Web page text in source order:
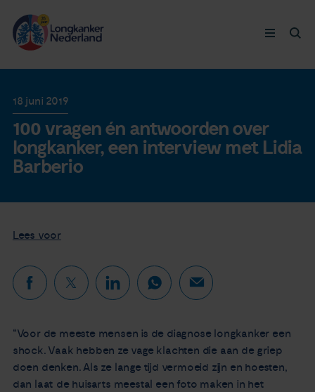
Doneer nu
Nieuws
Agenda
Longkanker
Leven met
Ervaringen
18 juni 2019
100 vragen én antwoorden over
longkanker, een interview met Lidia
Barberio
Lees voor
“Voor de meeste mensen is de diagnose longkanker een
shock. Vaak hebben ze vage klachten die aan de griep
doen denken. Als ze lange tijd vermoeid zijn en hoesten,
dan laat de huisarts meestal een foto maken in het